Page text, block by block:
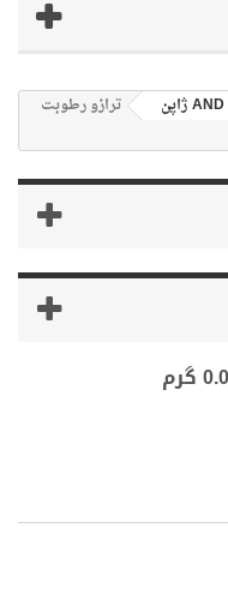
ترازو رطوبت